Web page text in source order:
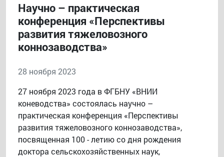
Научно – практическая
конференция «Перспективы
развития тяжеловозного
коннозаводства»
28 ноября 2023
27 ноября 2023 года в ФГБНУ «ВНИИ
коневодства» состоялась научно –
практическая конференция «Перспективы
развития тяжеловозного коннозаводства»,
посвященная 100 - летию со дня рождения
доктора сельскохозяйственных наук,